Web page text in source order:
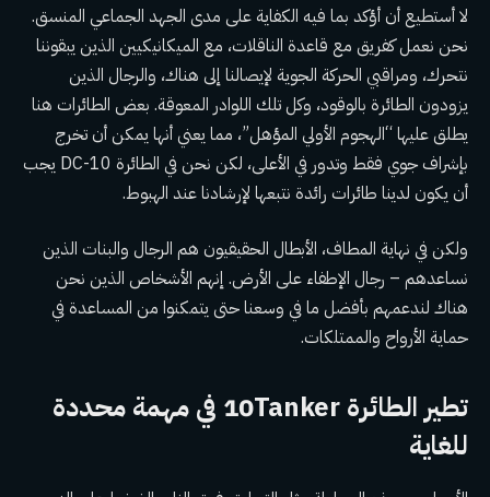
لا أستطيع أن أؤكد بما فيه الكفاية على مدى الجهد الجماعي المنسق.
نحن نعمل كفريق مع قاعدة الناقلات، مع الميكانيكيين الذين يبقوننا
نتحرك، ومراقبي الحركة الجوية لإيصالنا إلى هناك، والرجال الذين
يزودون الطائرة بالوقود، وكل تلك اللوادر المعوقة. بعض الطائرات هنا
يطلق عليها “الهجوم الأولي المؤهل”، مما يعني أنها يمكن أن تخرج
بإشراف جوي فقط وتدور في الأعلى، لكن نحن في الطائرة DC-10 يجب
أن يكون لدينا طائرات رائدة نتبعها لإرشادنا عند الهبوط.
ولكن في نهاية المطاف، الأبطال الحقيقيون هم الرجال والبنات الذين
نساعدهم – رجال الإطفاء على الأرض. إنهم الأشخاص الذين نحن
هناك لندعمهم بأفضل ما في وسعنا حتى يتمكنوا من المساعدة في
حماية الأرواح والممتلكات.
تطير الطائرة 10Tanker في مهمة محددة
للغاية